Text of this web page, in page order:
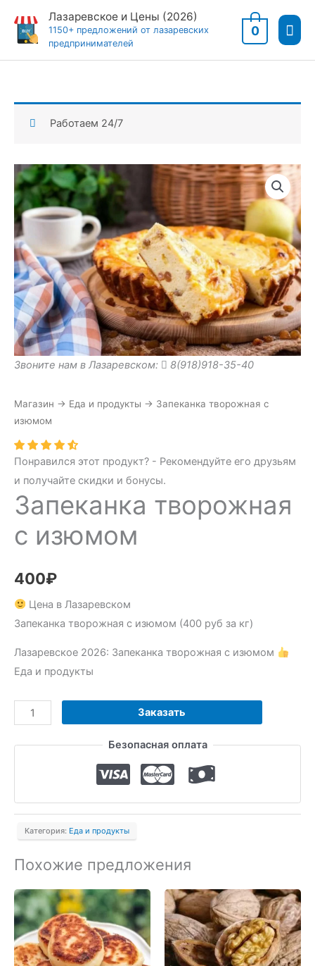
содержимому
Лазаревское и Цены (2026)
1150+ предложений от лазаревских
предпринимателей
0
Работаем 24/7
Звоните нам в Лазаревском: 8(918)918-35-40
Магазин → Еда и продукты → Запеканка творожная с
изюмом
Понравился этот продукт? - Рекомендуйте его друзьям
и получайте скидки и бонусы.
Запеканка творожная
с изюмом
400₽
Цена в Лазаревском
Запеканка творожная с изюмом (400 руб за кг)
Лазаревское 2026: Запеканка творожная с изюмом
Еда и продукты
Количество
товара
Запеканка
изюмом
Заказать
Безопасная оплата
Категория: Еда и продукты
Похожие предложения